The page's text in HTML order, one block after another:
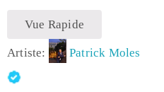
Vue Rapide
Artiste: Patrick Moles